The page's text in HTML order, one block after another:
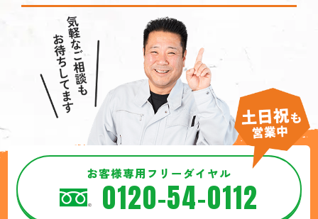
お客様専用フリーダイヤル
0120-54-0112